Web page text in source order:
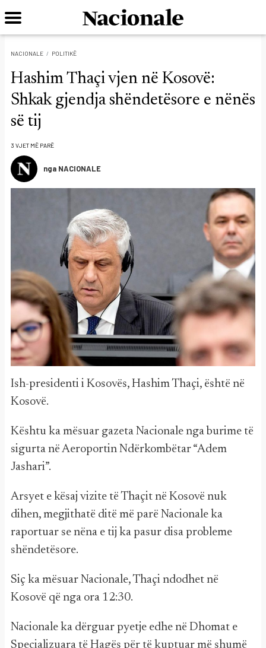
NACIONALE POLITIKË
Hashim Thaçi vjen në Kosovë:
Shkak gjendja shëndetësore e nënës
së tij
3 VJET MË PARË
nga NACIONALE
Ish-presidenti i Kosovës, Hashim Thaçi, është në
Kosovë.
Kështu ka mësuar gazeta Nacionale nga burime të
sigurta në Aeroportin Ndërkombëtar “Adem
Jashari”.
Arsyet e kësaj vizite të Thaçit në Kosovë nuk
dihen, megjithatë ditë më parë Nacionale ka
raportuar se nëna e tij ka pasur disa probleme
shëndetësore.
Siç ka mësuar Nacionale, Thaçi ndodhet në
Kosovë që nga ora 12:30.
Nacionale ka dërguar pyetje edhe në Dhomat e
Specializuara të Hagës për të kuptuar më shumë